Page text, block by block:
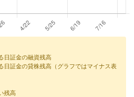
日証金の融資残高
日証金の貸株残高（グラフではマイナス表
残高